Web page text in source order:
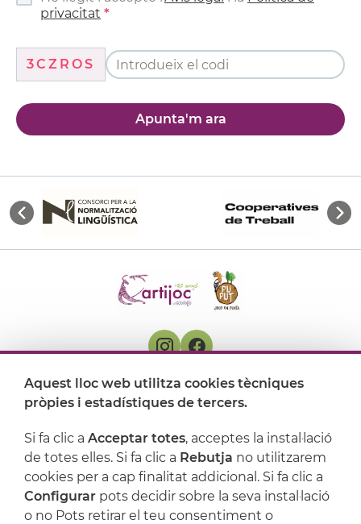
privacitat
3CZROS
Apunta'm ara
On ens trobem
Suport
Aquest lloc web utilitza cookies tècniques
pròpies i estadístiques de tercers.
Si fa clic a Acceptar totes, acceptes la instal·lació
de totes elles. Si fa clic a Rebutja no utilitzarem
cookies per a cap finalitat addicional. Si fa clic a
Configurar pots decidir sobre la seva instal·lació
o no Pots retirar el teu consentiment o